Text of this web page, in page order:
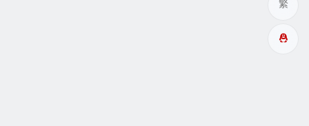
繁